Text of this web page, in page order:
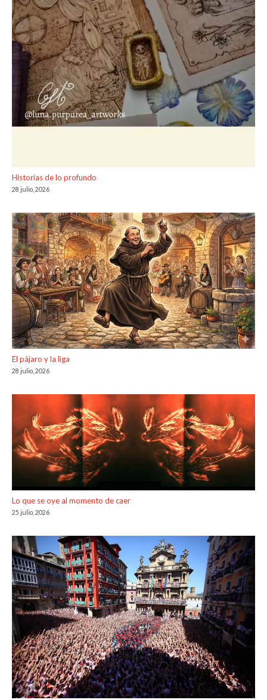
Historias de lo profundo
28 julio, 2026
El pájaro y la liga
28 julio, 2026
Lo que se oye al momento de caer
25 julio, 2026